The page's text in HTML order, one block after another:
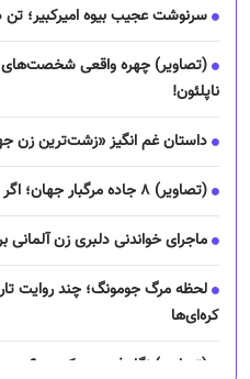
سرنوشت عجیب بیوه امیرکبیر؛ تن
(تصاویر) چهره واقعی شخصت‌های
ناپلئون!
داستان غم انگیز «زشت‌ترین زن
(تصاویر) ۸ جاده مرگبار جهان؛ اگر ادعای رانندگی دارید بفرمایید!
ماجرای خواندنی دلبری زن آلمانی
لحظه مرگ جومونگ؛ چند روایت
کره‌ای‌ها
(تصاویر) نگار فرهمند کیست؟